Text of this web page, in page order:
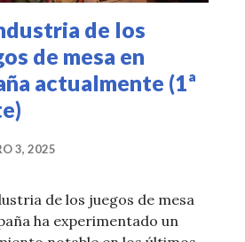
de los
de mesa en
actualmente (1ª
3, 2025
de los juegos de mesa
ha experimentado un